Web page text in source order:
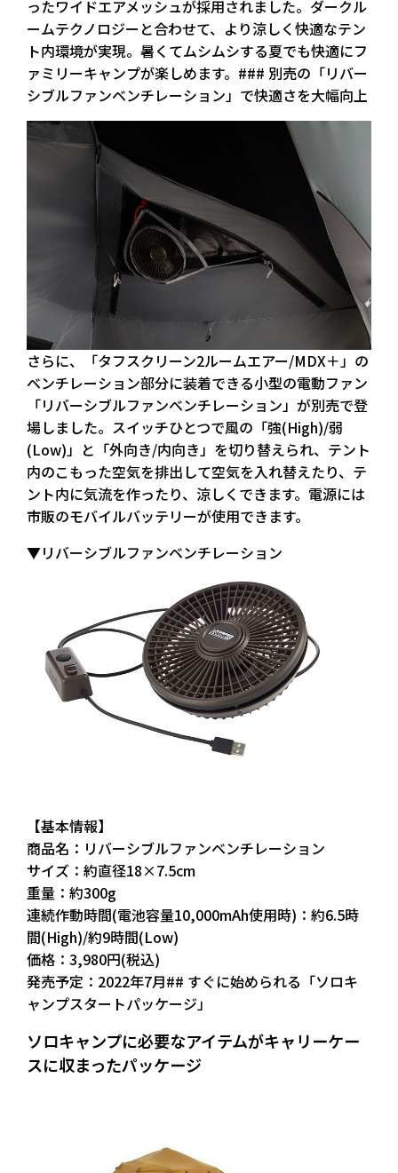
ったワイドエアメッシュが採用されました。ダークル
ームテクノロジーと合わせて、より涼しく快適なテン
ト内環境が実現。暑くてムシムシする夏でも快適にフ
ァミリーキャンプが楽しめます。### 別売の「リバー
シブルファンベンチレーション」で快適さを大幅向上
さらに、「タフスクリーン2ルームエアー/MDX＋」の
ベンチレーション部分に装着できる小型の電動ファン
「リバーシブルファンベンチレーション」が別売で登
場しました。スイッチひとつで風の「強(High)/弱
(Low)」と「外向き/内向き」を切り替えられ、テント
内のこもった空気を排出して空気を入れ替えたり、テ
ント内に気流を作ったり、涼しくできます。電源には
市販のモバイルバッテリーが使用できます。
▼リバーシブルファンベンチレーション
【基本情報】
商品名：リバーシブルファンベンチレーション
サイズ：約直径18×7.5cm
重量：約300g
連続作動時間(電池容量10,000mAh使用時)：約6.5時
間(High)/約9時間(Low)
価格：3,980円(税込)
発売予定：2022年7月## すぐに始められる「ソロキ
ャンプスタートパッケージ」
ソロキャンプに必要なアイテムがキャリーケー
スに収まったパッケージ